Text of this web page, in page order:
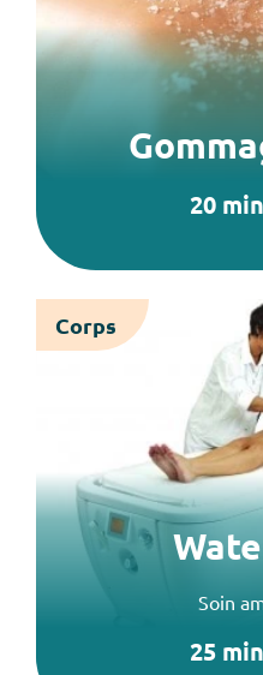
20 min
Corps
Soin
25 min